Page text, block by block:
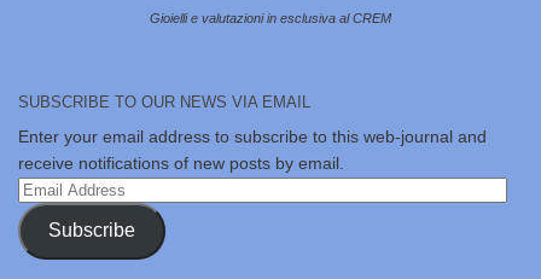
Gioielli e valutazioni in esclusiva al CREM
SUBSCRIBE TO OUR NEWS VIA EMAIL
Enter your email address to subscribe to this web-journal and
receive notifications of new posts by email.
Email
Address
Subscribe